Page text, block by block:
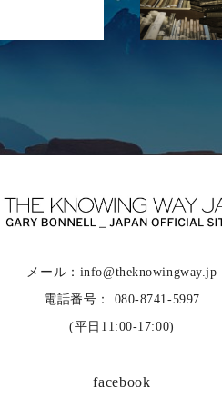
メール：info@theknowingway.jp
電話番号： 080-8741-5997
(平日11:00-17:00)
facebook